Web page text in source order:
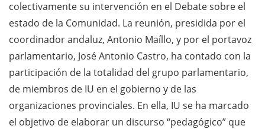
colectivamente su intervención en el Debate sobre el
estado de la Comunidad. La reunión, presidida por el
coordinador andaluz, Antonio Maíllo, y por el portavoz
parlamentario, José Antonio Castro, ha contado con la
participación de la totalidad del grupo parlamentario,
de miembros de IU en el gobierno y de las
organizaciones provinciales. En ella, IU se ha marcado
el objetivo de elaborar un discurso “pedagógico” que